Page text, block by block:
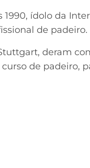
ídolo da
de padeiro.
deram
de padeiro,